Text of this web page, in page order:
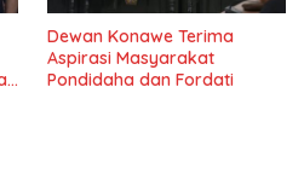
Dewan Konawe Terima
Aspirasi Masyarakat
Pondidaha dan Fordati